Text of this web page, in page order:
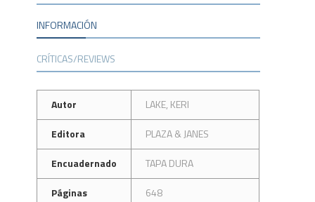
INFORMACIÓN
CRÍTICAS/REVIEWS
Autor
LAKE, KERI
Editora
PLAZA & JANES
Encuadernado
TAPA DURA
Páginas
648